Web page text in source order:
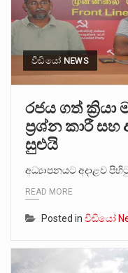
වීඩියෝ NEWS
රජය ගත් ක්‍රියා මාර්ග බොහොමයක්
ප්‍රශ්න කාරී
සුළුයි
අධ්‍යාපනයට අදාළව
READ MORE
Posted in වීඩියෝ